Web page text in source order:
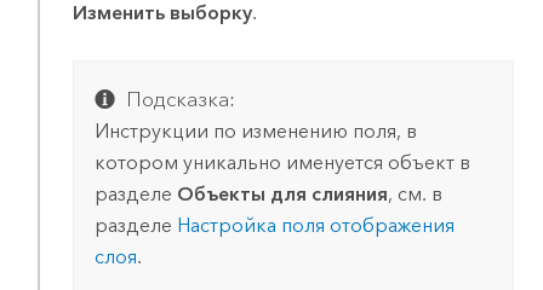
Изменить выборку.
Подсказка:
Инструкции по изменению поля, в
котором уникально именуется объект в
разделе Объекты для слияния, см. в
разделе Настройка поля отображения
слоя.